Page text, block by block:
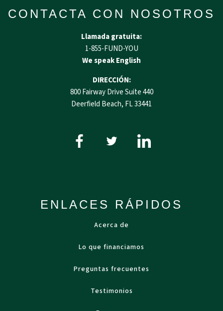
CONTACTA CON NOSOTROS
Llamada gratuita:
1-855-FUND-YOU
We speak English
DIRECCIÓN:
800 Fairway Drive Suite 440
Deerfield Beach, FL 33441
ENLACES RÁPIDOS
Acerca de
Lo que financiamos
Preguntas frecuentes
Testimonios